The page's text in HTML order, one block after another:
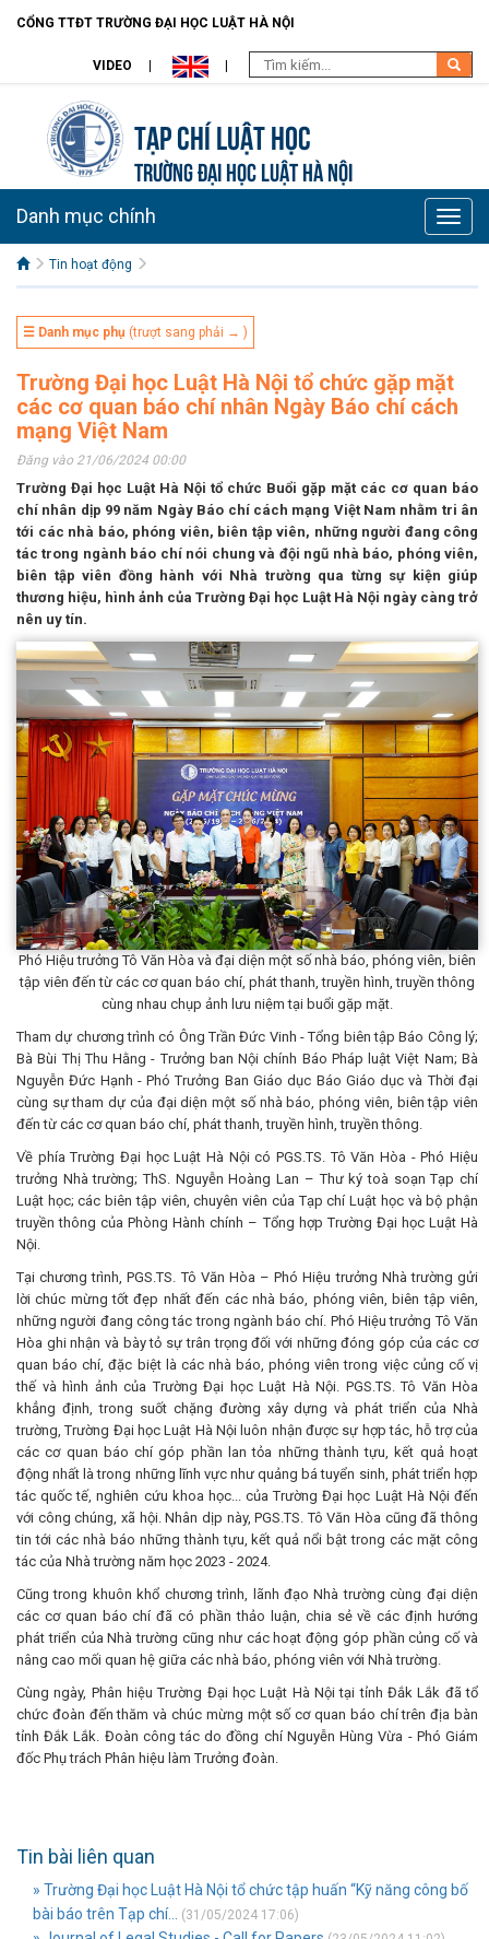
CỔNG TTĐT TRƯỜNG ĐẠI HỌC LUẬT HÀ NỘI
VIDEO
Tạp chí Luật học
TRƯỜNG ĐẠI HỌC LUẬT HÀ NỘI
Toggle
Danh mục chính
Tin hoạt động
☰ Danh mục phụ (trượt sang phải → )
Trường Đại học Luật Hà Nội tổ chức gặp mặt
các cơ quan báo chí nhân Ngày Báo chí cách
mạng Việt Nam
Đăng vào 21/06/2024 00:00
Trường Đại học Luật Hà Nội tổ chức Buổi gặp mặt các cơ quan báo
chí nhân dịp 99 năm Ngày Báo chí cách mạng Việt Nam nhằm tri ân
tới các nhà báo, phóng viên, biên tập viên, những người đang công
tác trong ngành báo chí nói chung và đội ngũ nhà báo, phóng viên,
biên tập viên đồng hành với Nhà trường qua từng sự kiện giúp
thương hiệu, hình ảnh của Trường Đại học Luật Hà Nội ngày càng trở
nên uy tín.
Phó Hiệu trưởng Tô Văn Hòa và đại diện một số nhà báo, phóng viên, biên
tập viên đến từ các cơ quan báo chí, phát thanh, truyền hình, truyền thông
cùng nhau chụp ảnh lưu niệm tại buổi gặp mặt.
Tham dự chương trình có Ông Trần Đức Vinh - Tổng biên tập Báo Công lý;
Bà Bùi Thị Thu Hằng - Trưởng ban Nội chính Báo Pháp luật Việt Nam; Bà
Nguyễn Đức Hạnh - Phó Trưởng Ban Giáo dục Báo Giáo dục và Thời đại
cùng sự tham dự của đại diện một số nhà báo, phóng viên, biên tập viên
đến từ các cơ quan báo chí, phát thanh, truyền hình, truyền thông.
Về phía Trường Đại học Luật Hà Nội có PGS.TS. Tô Văn Hòa - Phó Hiệu
trưởng Nhà trường; ThS. Nguyễn Hoàng Lan – Thư ký toà soạn Tạp chí
Luật học; các biên tập viên, chuyên viên của Tạp chí Luật học và bộ phận
truyền thông của Phòng Hành chính – Tổng hợp Trường Đại học Luật Hà
Nội.
Tại chương trình, PGS.TS. Tô Văn Hòa – Phó Hiệu trưởng Nhà trường gửi
lời chúc mừng tốt đẹp nhất đến các nhà báo, phóng viên, biên tập viên,
những người đang công tác trong ngành báo chí. Phó Hiệu trưởng Tô Văn
Hòa ghi nhận và bày tỏ sự trân trọng đối với những đóng góp của các cơ
quan báo chí, đặc biệt là các nhà báo, phóng viên trong việc củng cố vị
thế và hình ảnh của Trường Đại học Luật Hà Nội. PGS.TS. Tô Văn Hòa
khẳng định, trong suốt chặng đường xây dựng và phát triển của Nhà
trường, Trường Đại học Luật Hà Nội luôn nhận được sự hợp tác, hỗ trợ của
các cơ quan báo chí góp phần lan tỏa những thành tựu, kết quả hoạt
động nhất là trong những lĩnh vực như quảng bá tuyển sinh, phát triển hợp
tác quốc tế, nghiên cứu khoa học... của Trường Đại học Luật Hà Nội đến
với công chúng, xã hội. Nhân dịp này, PGS.TS. Tô Văn Hòa cũng đã thông
tin tới các nhà báo những thành tựu, kết quả nổi bật trong các mặt công
tác của Nhà trường năm học 2023 - 2024.
Cũng trong khuôn khổ chương trình, lãnh đạo Nhà trường cùng đại diện
các cơ quan báo chí đã có phần thảo luận, chia sẻ về các định hướng
phát triển của Nhà trường cũng như các hoạt động góp phần củng cố và
nâng cao mối quan hệ giữa các nhà báo, phóng viên với Nhà trường.
Cùng ngày, Phân hiệu Trường Đại học Luật Hà Nội tại tỉnh Đắk Lắk đã tổ
chức đoàn đến thăm và chúc mừng một số cơ quan báo chí trên địa bàn
tỉnh Đắk Lắk. Đoàn công tác do đồng chí Nguyễn Hùng Vừa - Phó Giám
đốc Phụ trách Phân hiệu làm Trưởng đoàn.
Tin bài liên quan
» Trường Đại học Luật Hà Nội tổ chức tập huấn “Kỹ năng công bố
bài báo trên Tạp chí...
(31/05/2024 17:06)